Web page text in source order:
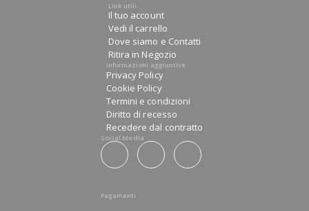
Link utili
Il tuo account
Vedi il carrello
Dove siamo e Contatti
Ritira in Negozio
Informazioni aggiuntive
Privacy Policy
Cookie Policy
Termini e condizioni
Diritto di recesso
Recedere dal contratto
Social Media
Pagamenti